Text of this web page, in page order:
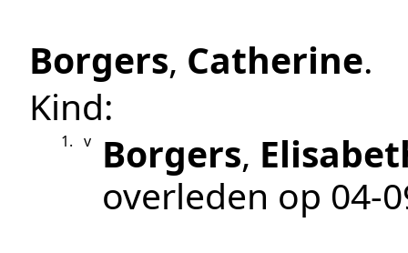
Borgers, Catherine.
Kind:
1. v Borgers,
overleden op